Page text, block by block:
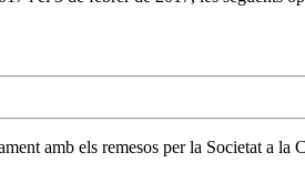
amb els remesos per la Societat a